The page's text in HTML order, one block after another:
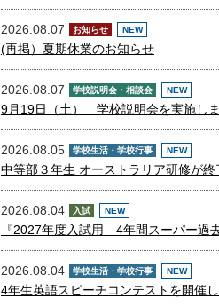
2026.08.07 お知らせ NEW
(再掲）夏期休業のお知らせ
2026.08.07 学校説明会・相談会 NEW
9月19日（土） 学校説明会を実施し
2026.08.05 学校生活・学校行事 NEW
中等部３年生 オーストラリア研修が終
2026.08.04 入試 NEW
『2027年度入試用 4年間スーパー過
2026.08.04 学校生活・学校行事 NEW
4年生英語スピーチコンテストを開催